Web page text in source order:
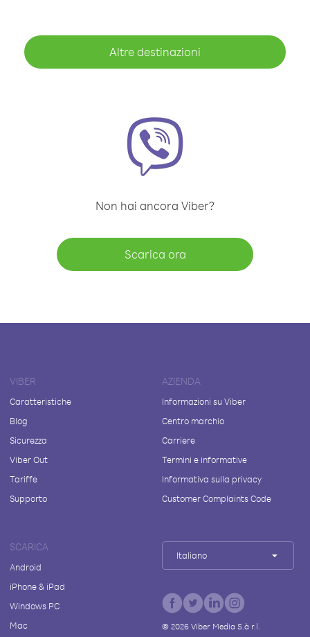
Altre destinazioni
Non hai ancora Viber?
Scarica ora
VIBER
Caratteristiche
Blog
Sicurezza
Viber Out
Tariffe
Supporto
AZIENDA
Informazioni su Viber
Centro marchio
Carriere
Termini e informative
Informativa sulla privacy
Customer Complaints Code
SCARICA
Android
iPhone & iPad
Windows PC
Mac
Italiano
© 2026Viber Media S.à r.l.